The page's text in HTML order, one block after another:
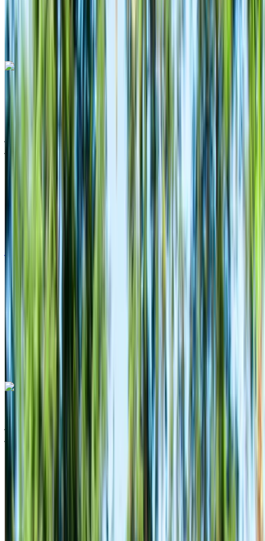
الدولي, الناظور
هيونداي كريتا 5 مقاعد 2024
سيارة كروس أوفر لون أبيض، 5 مقاعد، عصرية، كفاءة عالية في
استهلاك الوقود، مناسبة للعائلات
مطار الناظور
العروي الدولي, الناظور
درهم مغربي 600
/ الشهر
ناقل حركة أوتوماتيكي